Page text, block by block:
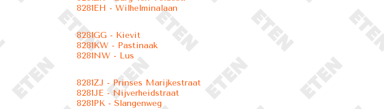
8281EH - Wilhelminalaan
8281GG - Kievit
8281KW - Pastinaak
8281NW - Lus
8281ZJ - Prinses Marijkestraat
8281JE - Nijverheidstraat
8281PK - Slangenweg